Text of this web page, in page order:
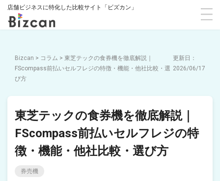
店舗ビジネスに特化した比較サイト「ビズカン」
Bizcan > コラム > 東芝テックの食券機を徹底解説｜
FScompass前払いセルフレジの特徴・機能・他社比較・選
び方
2026/06/17
東芝テックの食券機を徹底解説｜
FScompass前払いセルフレジの特
徴・機能・他社比較・選び方
券売機